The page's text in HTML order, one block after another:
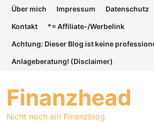
ZumÜber mich Impressum Datenschutz
Kontakt *= Affiliate-/Werbelink
Achtung: Dieser Blog ist keine
Anlageberatung! (Disclaimer)
Finanzhead
Nicht noch ein Finanzblog